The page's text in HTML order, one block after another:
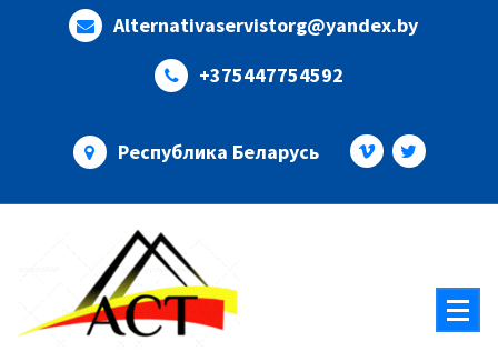
Alternativaservistorg@yandex.by
+375447754592
Республика Беларусь